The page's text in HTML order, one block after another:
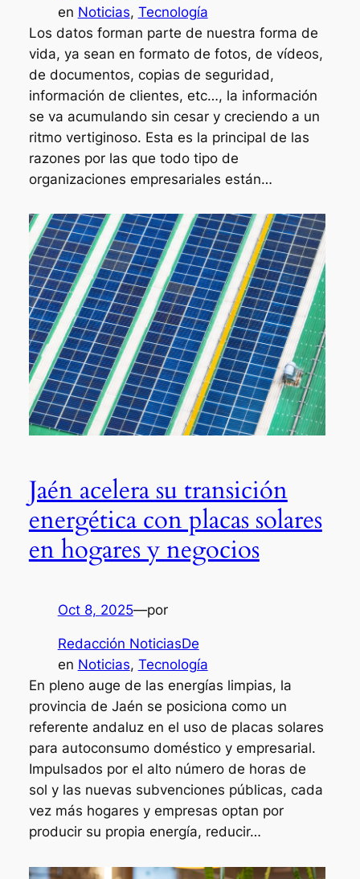
en Noticias, Tecnología
Los datos forman parte de nuestra forma de
vida, ya sean en formato de fotos, de vídeos,
de documentos, copias de seguridad,
información de clientes, etc…, la información
se va acumulando sin cesar y creciendo a un
ritmo vertiginoso. Esta es la principal de las
razones por las que todo tipo de
organizaciones empresariales están…
Jaén acelera su transición
energética con placas solares
en hogares y negocios
Oct 8, 2025—por
Redacción NoticiasDe
en Noticias, Tecnología
En pleno auge de las energías limpias, la
provincia de Jaén se posiciona como un
referente andaluz en el uso de placas solares
para autoconsumo doméstico y empresarial.
Impulsados por el alto número de horas de
sol y las nuevas subvenciones públicas, cada
vez más hogares y empresas optan por
producir su propia energía, reducir…